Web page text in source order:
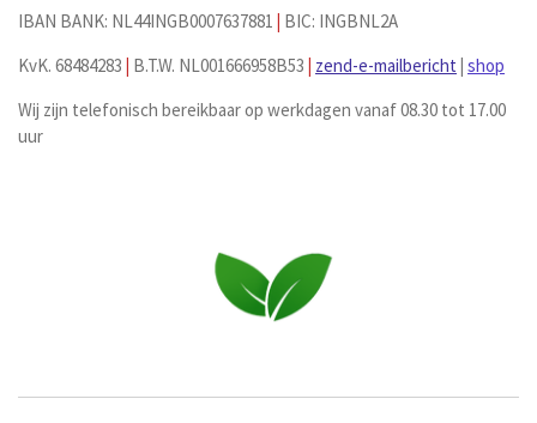
IBAN BANK: NL44INGB0007637881 | BIC: INGBNL2A
KvK. 68484283 | B.T.W. NL001666958B53 | zend-e-mailbericht | shop
Wij zijn telefonisch bereikbaar op werkdagen vanaf 08.30 tot 17.00
uur